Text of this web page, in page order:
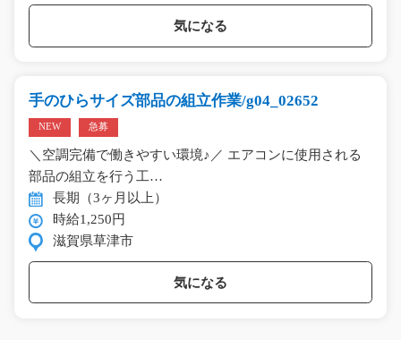
気になる
手のひらサイズ部品の組立作業/g04_02652
NEW 急募
＼空調完備で働きやすい環境♪／ エアコンに使用される
部品の組立を行う工…
長期（3ヶ月以上）
時給1,250円
滋賀県草津市
気になる